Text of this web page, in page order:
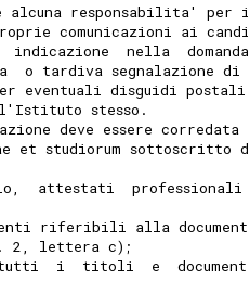
alcuna responsabilita' per
comunicazioni ai
nella
tardiva segnalazione di
eventuali disguidi
stesso.
deve essere corredata
et studiorum sottoscritto
attestati  professionali
riferibili alla
2, lettera c);
i  titoli  e